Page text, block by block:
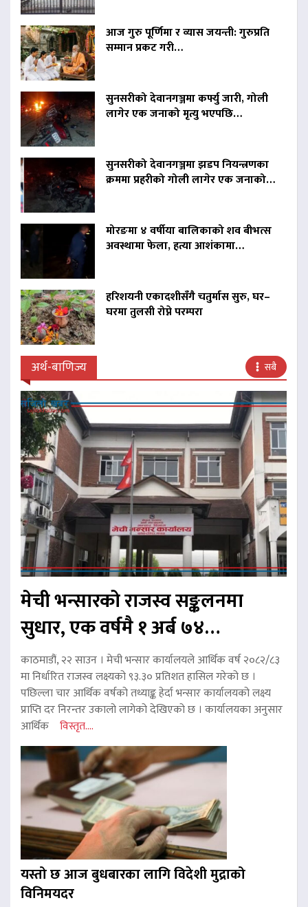
आज गुरु पूर्णिमा र व्यास जयन्ती: गुरुप्रति
सम्मान प्रकट गरी…
सुनसरीको देवानगञ्जमा कर्फ्यु जारी, गोली
लागेर एक जनाको मृत्यु भएपछि…
सुनसरीको देवानगञ्जमा झडप नियन्त्रणका
क्रममा प्रहरीको गोली लागेर एक जनाको…
मोरङमा ४ वर्षीया बालिकाको शव बीभत्स
अवस्थामा फेला, हत्या आशंकामा…
हरिशयनी एकादशीसँगै चतुर्मास सुरु, घर–
घरमा तुलसी रोप्ने परम्परा
अर्थ-बाणिज्य सबै
मेची भन्सारको राजस्व सङ्कलनमा
सुधार, एक वर्षमै १ अर्ब ७४…
काठमाडौं, २२ साउन । मेची भन्सार कार्यालयले आर्थिक वर्ष २०८२/८३
मा निर्धारित राजस्व लक्ष्यको ९३.३० प्रतिशत हासिल गरेको छ ।
पछिल्ला चार आर्थिक वर्षको तथ्याङ्क हेर्दा भन्सार कार्यालयको लक्ष्य
प्राप्ति दर निरन्तर उकालो लागेको देखिएको छ । कार्यालयका अनुसार
आर्थिक विस्तृत....
यस्तो छ आज बुधबारका लागि विदेशी मुद्राको
विनिमयदर